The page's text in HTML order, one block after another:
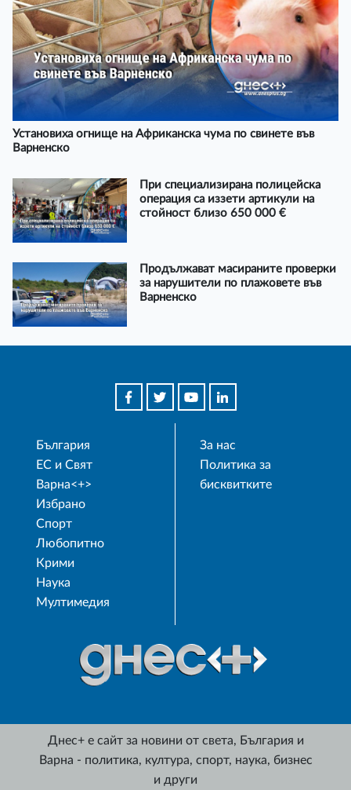
Установиха огнище на Африканска чума по свинете във
Варненско
При специализирана полицейска
операция са иззети артикули на
стойност близо 650 000 €
Продължават масираните проверки
за нарушители по плажовете във
Варненско
България
ЕС и Свят
Варна<+>
Избрано
Спорт
Любопитно
Крими
Наука
Мултимедия
За нас
Политика за
бисквитките
Днес+ е сайт за новини от света, България и
Варна - политика, култура, спорт, наука, бизнес
и други